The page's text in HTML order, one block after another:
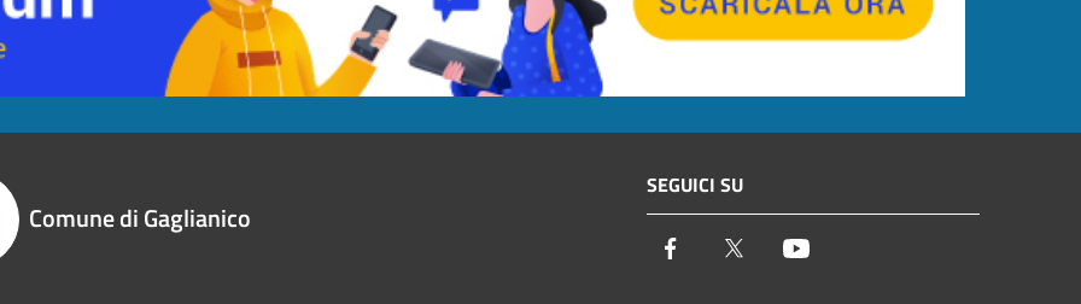
Comune di Gaglianico
SEGUICI SU
Facebook Twitter